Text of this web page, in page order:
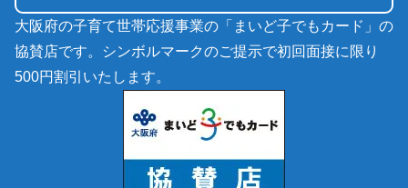
大阪府の子育て世帯応援事業の「まいど子でもカード」の
協賛店です。シンボルマークのご提示で初回面接に限り
500円割引いたします。